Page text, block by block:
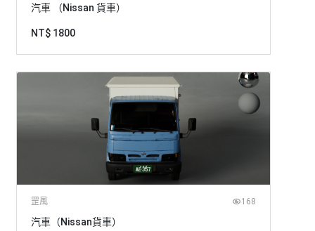
汽車 （Nissan 貨車）
NT$ 1800
罡風 168
汽車（Nissan貨車）